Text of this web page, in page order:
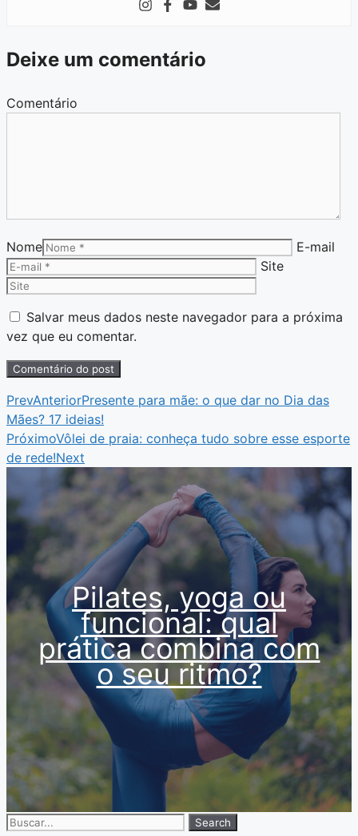
Deixe um comentário
Comentário
Nome
E-mail
Site
Salvar meus dados neste navegador para a próxima
vez que eu comentar.
PrevAnteriorPresente para mãe: o que dar no Dia das
Mães? 17 ideias!
PróximoVôlei de praia: conheça tudo sobre esse esporte
de rede!Next
Pilates, yoga ou
funcional: qual
prática combina com
o seu ritmo?
Search